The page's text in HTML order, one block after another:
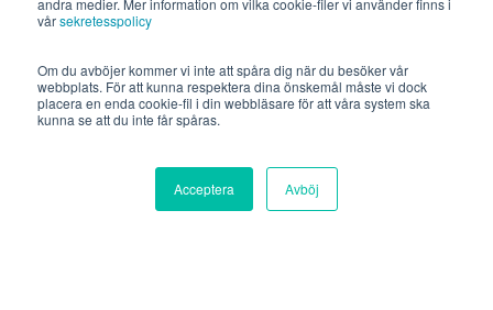
andra medier. Mer information om vilka cookie-filer vi använder finns i
vårsekretesspolicy
Om du avböjer kommer vi inte att spåra dig när du besöker vår
webbplats. För att kunna respektera dina önskemål måste vi dock
placera en enda cookie-fil i din webbläsare för att våra system ska
kunna se att du inte får spåras.
Acceptera Avböj
februari 2022
december 2021
november 2021